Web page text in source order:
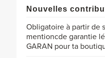
Nouvelles
Obligatoire à partir de
mentioncde garantie
GARAN pour ta